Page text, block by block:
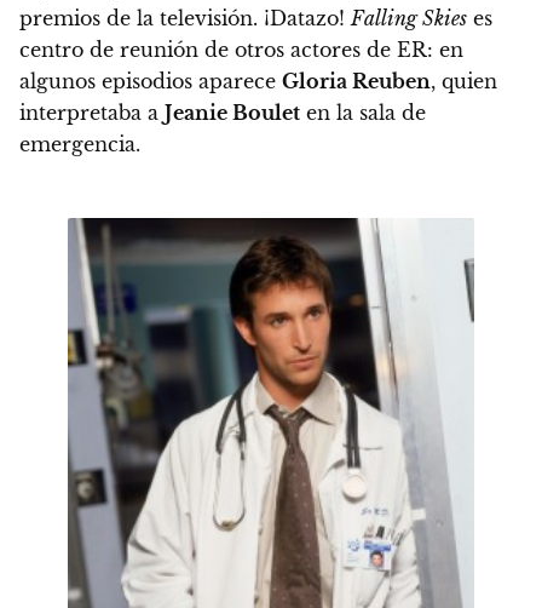
premios de la televisión. ¡Datazo! Falling Skies es
centro de reunión de otros actores de ER: en
algunos episodios aparece Gloria Reuben, quien
interpretaba a Jeanie Boulet en la sala de
emergencia.